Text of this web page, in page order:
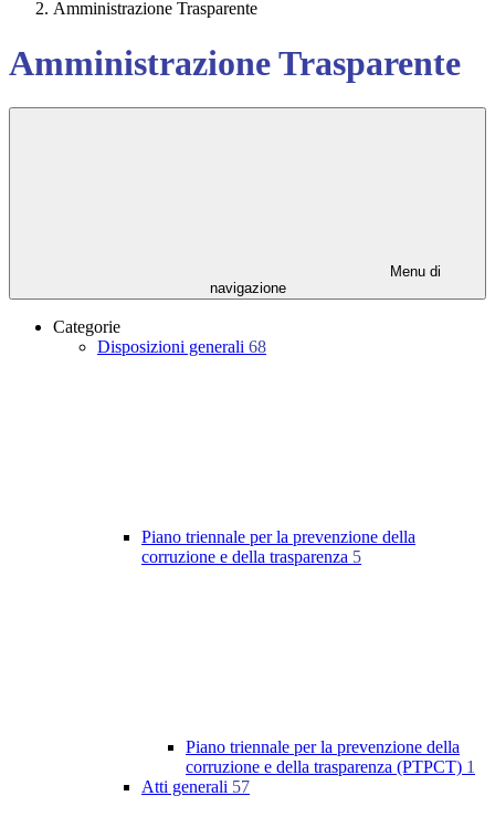
Amministrazione Trasparente
Amministrazione Trasparente
Menu di
navigazione
Categorie
Disposizioni generali 68
Piano triennale per la prevenzione della
corruzione e della trasparenza 5
Piano triennale per la prevenzione della
corruzione e della trasparenza (PTPCT) 1
Atti generali 57